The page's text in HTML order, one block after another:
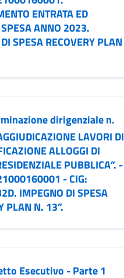
ENTRATA ED
ANNO 2023.
SPESA RECOVERY PLAN
dirigenziale n.
LAVORI DI
ALLOGGI DI
PUBBLICA”. -
- CIG:
IMPEGNO DI SPESA
PLAN N. 13”.
Esecutivo - Parte 1